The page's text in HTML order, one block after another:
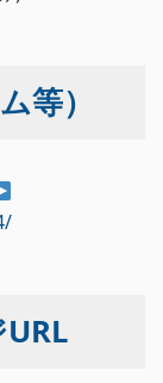
等）